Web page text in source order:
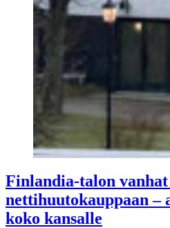
Finlandia-talon
nettihuutokauppaan –
koko kansalle